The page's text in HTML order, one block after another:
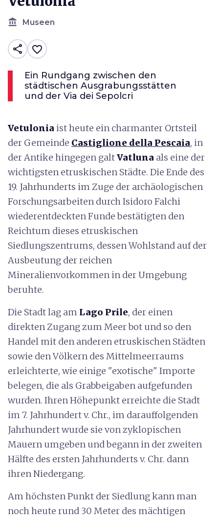
account_balance Museen
share favorite_border
Ein Rundgang zwischen den
städtischen Ausgrabungsstätten
und der Via dei Sepolcri
Vetulonia ist heute ein charmanter Ortsteil
der Gemeinde Castiglione della Pescaia, in
der Antike hingegen galtVatluna als eine der
wichtigsten etruskischen Städte. Die Ende des
19. Jahrhunderts im Zuge der archäologischen
Forschungsarbeiten durch Isidoro Falchi
wiederentdeckten Funde bestätigten den
Reichtum dieses etruskischen
Siedlungszentrums, dessen Wohlstand auf der
Ausbeutung der reichen
Mineralienvorkommen in der Umgebung
beruhte.
Die Stadt lag am Lago Prile, der einen
direkten Zugang zum Meer bot und so den
Handel mit den anderen etruskischen Städten
sowie den Völkern des Mittelmeerraums
erleichterte, wie einige "exotische" Importe
belegen, die als Grabbeigaben aufgefunden
wurden. Ihren Höhepunkt erreichte die Stadt
im 7. Jahrhundert v. Chr., im darauffolgenden
Jahrhundert wurde sie von zyklopischen
Mauern umgeben und begann in der zweiten
Hälfte des ersten Jahrhunderts v. Chr. dann
ihren Niedergang.
Am höchsten Punkt der Siedlung kann man
noch heute rund 30 Meter des mächtigen